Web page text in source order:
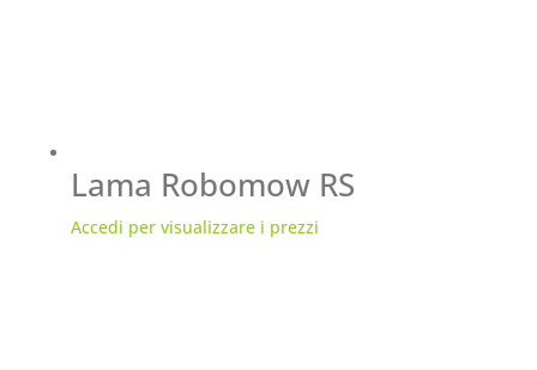
Lama Robomow RS
Accedi per visualizzare i prezzi